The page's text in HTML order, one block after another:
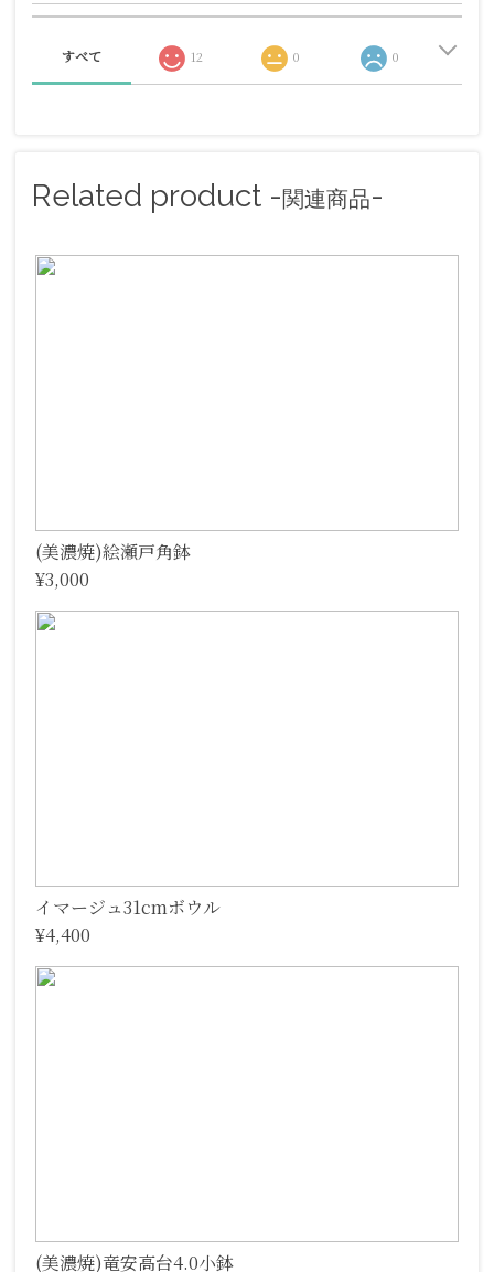
すべて 12 0 0
Related product -関連商品-
(美濃焼)絵瀬戸角鉢
¥3,000
イマージュ31cmボウル
¥4,400
(美濃焼)竜安高台4.0小鉢